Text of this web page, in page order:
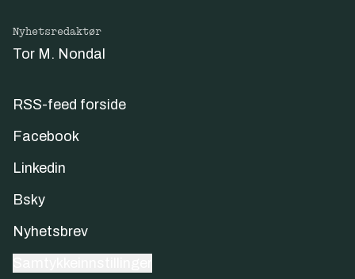
Nyhetsredaktør
Tor M. Nondal
RSS-feed forside
Facebook
Linkedin
Bsky
Nyhetsbrev